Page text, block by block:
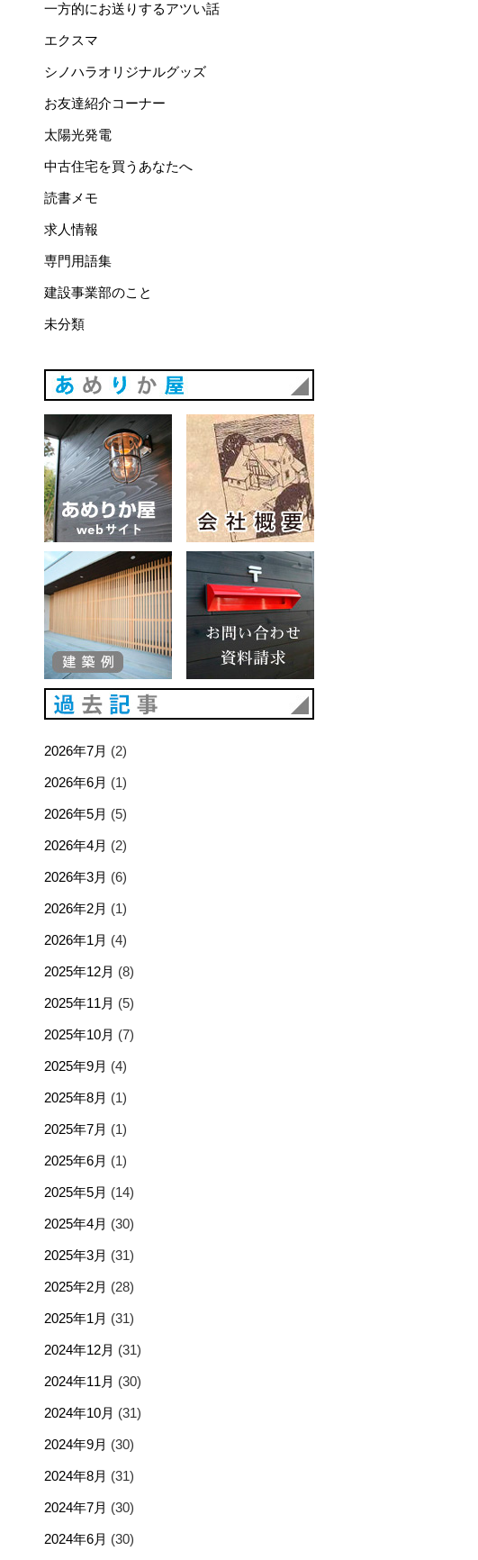
一方的にお送りするアツい話
エクスマ
シノハラオリジナルグッズ
お友達紹介コーナー
太陽光発電
中古住宅を買うあなたへ
読書メモ
求人情報
専門用語集
建設事業部のこと
未分類
あめりか屋WEBサイト
2026年7月 (2)
2026年6月 (1)
2026年5月 (5)
2026年4月 (2)
2026年3月 (6)
2026年2月 (1)
2026年1月 (4)
2025年12月 (8)
2025年11月 (5)
2025年10月 (7)
2025年9月 (4)
2025年8月 (1)
2025年7月 (1)
2025年6月 (1)
2025年5月 (14)
2025年4月 (30)
2025年3月 (31)
2025年2月 (28)
2025年1月 (31)
2024年12月 (31)
2024年11月 (30)
2024年10月 (31)
2024年9月 (30)
2024年8月 (31)
2024年7月 (30)
2024年6月 (30)